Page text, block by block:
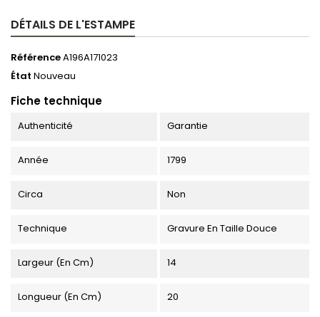
DÉTAILS DE L'ESTAMPE
RéférenceA196A171023
État Nouveau
Fiche technique
Authenticité Garantie
Année 1799
Circa Non
Technique Gravure En Taille Douce
Largeur (en Cm) 14
Longueur (en Cm) 20